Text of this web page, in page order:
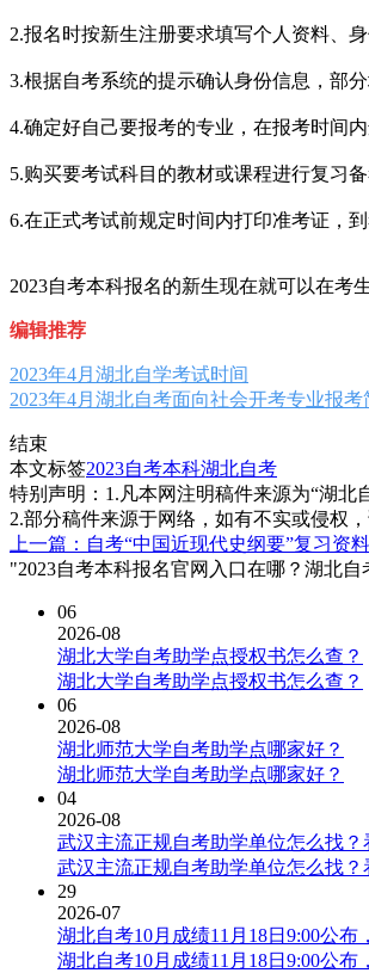
2.报名时按新生注册要求填写个人资料、
3.根据自考系统的提示确认身份信息，部
4.确定好自己要报考的专业，在报考时间
5.购买要考试科目的教材或课程进行复习
6.在正式考试前规定时间内打印准考证，
2023自考本科报名的新生现在就可以在考
编辑推荐
2023年4月湖北自学考试时间
2023年4月湖北自考面向社会开考专业报考
结束
本文标签2023自考本科湖北自考
特别声明：1.凡本网注明稿件来源为“湖北
2.部分稿件来源于网络，如有不实或侵权
上一篇：自考“中国近现代史纲要”复习资
"2023自考本科报名官网入口在哪？湖北
06
2026-08
湖北大学自考助学点授权书怎么查？
湖北大学自考助学点授权书怎么查？
06
2026-08
湖北师范大学自考助学点哪家好？
湖北师范大学自考助学点哪家好？
04
2026-08
武汉主流正规自考助学单位怎么找？
武汉主流正规自考助学单位怎么找？
29
2026-07
湖北自考10月成绩11月18日9:00公布
湖北自考10月成绩11月18日9:00公布